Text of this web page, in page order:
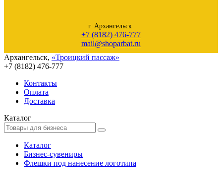
г. Архангельск
+7 (8182) 476-777
mail@shoparbat.ru
Архангельск, «Троицкий пассаж»
+7 (8182) 476-777
Контакты
Оплата
Доставка
Каталог
Каталог
Бизнес-сувениры
Флешки под нанесение логотипа